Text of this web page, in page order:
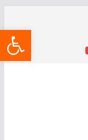
מאות משפחות
בטרמינל
הופך למרחב